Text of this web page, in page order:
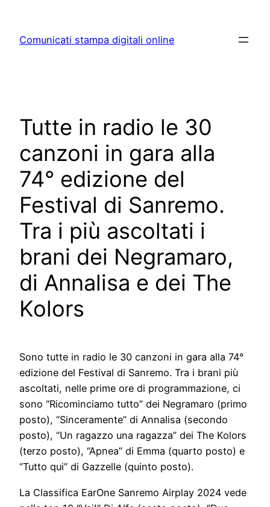
content
Comunicati stampa digitali online
Tutte in radio le 30
canzoni in gara alla
74° edizione del
Festival di Sanremo.
Tra i più ascoltati i
brani dei Negramaro,
di Annalisa e dei The
Kolors
Sono tutte in radio le 30 canzoni in gara alla 74°
edizione del Festival di Sanremo. Tra i brani più
ascoltati, nelle prime ore di programmazione, ci
sono “Ricominciamo tutto” dei Negramaro (primo
posto), “Sinceramente” di Annalisa (secondo
posto), “Un ragazzo una ragazza” dei The Kolors
(terzo posto), “Apnea” di Emma (quarto posto) e
“Tutto qui” di Gazzelle (quinto posto).
La Classifica EarOne Sanremo Airplay 2024 vede